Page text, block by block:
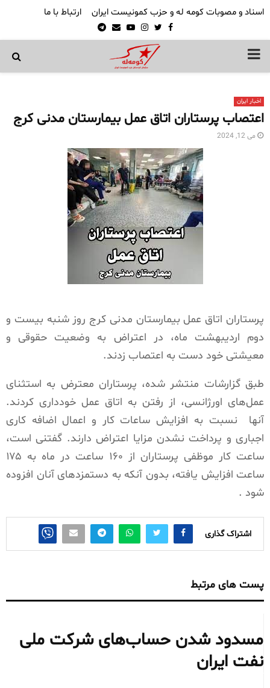
اسناد و مصوبات کومه له و حزب کمونیست ایران ارتباط با ما
Facebook
Twitter
Instagram
Youtube
Email
Telegram
PRIMARY
اخبار ایران
اعتصاب پرستاران اتاق عمل بیمارستان مدنی کرج
می 12, 2024
پرستاران اتاق عمل بیمارستان مدنی کرج روز شنبه بیست و
دوم اردیبهشت ماه، در اعتراض به وضعیت حقوقی و
معیشتی خود دست به اعتصاب زدند.
طبق گزارشات منتشر شده، پرستاران معترض به استثنای
عمل‌های اورژانسی، از رفتن به اتاق عمل خودداری کردند.
آنها نسبت به افزایش ساعات کار و اعمال اضافه کاری
اجباری و پرداخت نشدن مزایا اعتراض دارند. گفتنی است،
ساعت کار موظفی پرستاران از ۱۶۰ ساعت در ماه به ۱۷۵
ساعت افزایش یافته، بدون آنکه به دستمزدهای آنان افزوده
شود .
اشتراک گذاری
پست های مرتبط
مسدود شدن حساب‌های شرکت ملی
نفت ایران